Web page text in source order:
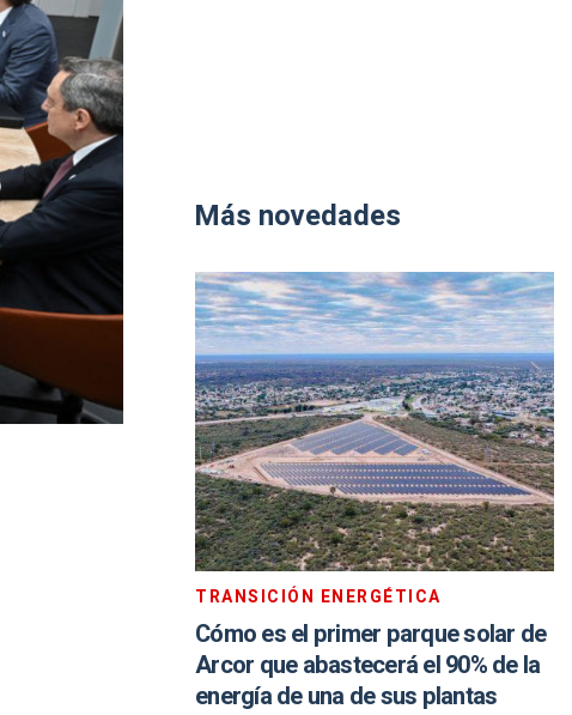
Más novedades
TRANSICIÓN ENERGÉTICA
Cómo es el primer parque solar de
Arcor que abastecerá el 90% de la
energía de una de sus plantas